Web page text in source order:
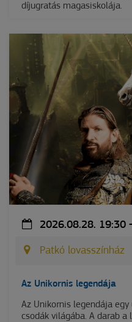
díjugratás magasiskolája.
2026.08.28. 19:30
Patkó lovasszínház
Az Unikornis legendája
Az Unikornis legendája
csodák világába. A darab